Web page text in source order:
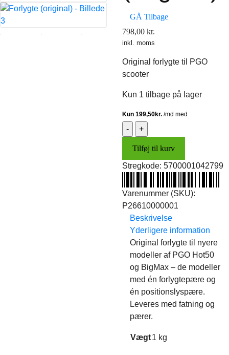
GÅ Tilbage
798,00 kr.
inkl. moms
Original forlygte til PGO
scooter
Kun 1 tilbage på lager
Forlygte
(original)
antal
Tilføj til kurv
Stregkode: 5700001042799
Varenummer (SKU):
P26610000001
Beskrivelse
Yderligere information
Original forlygte til nyere
modeller af PGO Hot50
og BigMax – de modeller
med én forlygtepære og
én positionslyspære.
Leveres med fatning og
pærer.
Vægt1 kg